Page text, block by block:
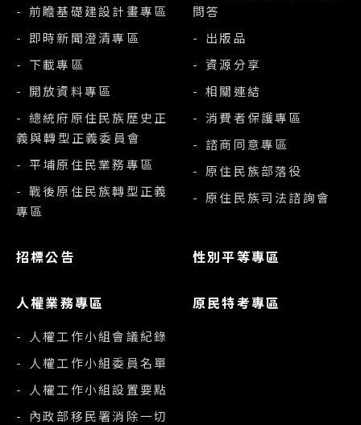
- 前瞻基礎建設計畫專區
- 即時新聞澄清專區
- 下載專區
- 開放資料專區
- 總統府原住民族歷史正
義與轉型正義委員會
- 平埔原住民業務專區
- 戰後原住民族轉型正義
專區
問答
- 出版品
- 資源分享
- 相關連結
- 消費者保護專區
- 諮商同意專區
- 原住民族部落役
- 原住民族司法諮詢會
招標公告 性別平等專區
人權業務專區
- 人權工作小組會議紀錄
- 人權工作小組委員名單
- 人權工作小組設置要點
- 內政部移民署消除一切
原民特考專區